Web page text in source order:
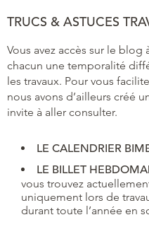
TRUCS & ASTUCES
Vous avez accès sur le
chacun une temporalité
les travaux. Pour vous
nous avons d’ailleurs créé
invite à aller consulter.
LE CALENDRIER
LE BILLET
vous trouvez
uniquement lors de
durant toute l’année en